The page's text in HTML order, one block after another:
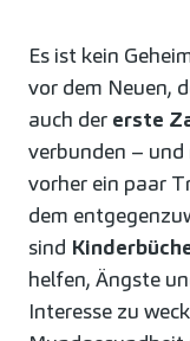
Es ist kein
vor dem Neuen,
auch der erste
verbunden –
vorher ein paar
dem
sind
helfen, Ängste
Interesse zu